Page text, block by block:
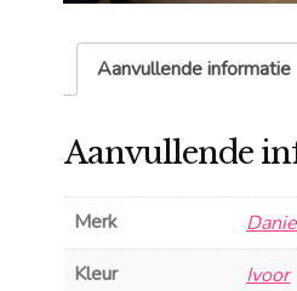
Aanvullende informatie
Aanvullende
Merk
Kleur
Ivoor